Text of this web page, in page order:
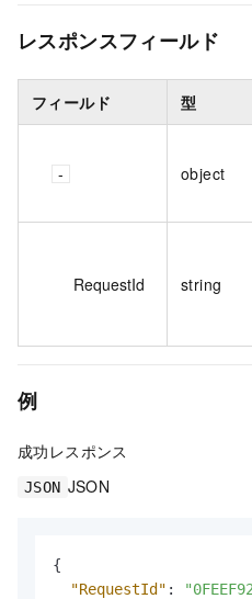
レスポンスフィールド
フィールド 型
object
RequestId string
例
成功レスポンス
JSON JSON
{
"RequestId" :